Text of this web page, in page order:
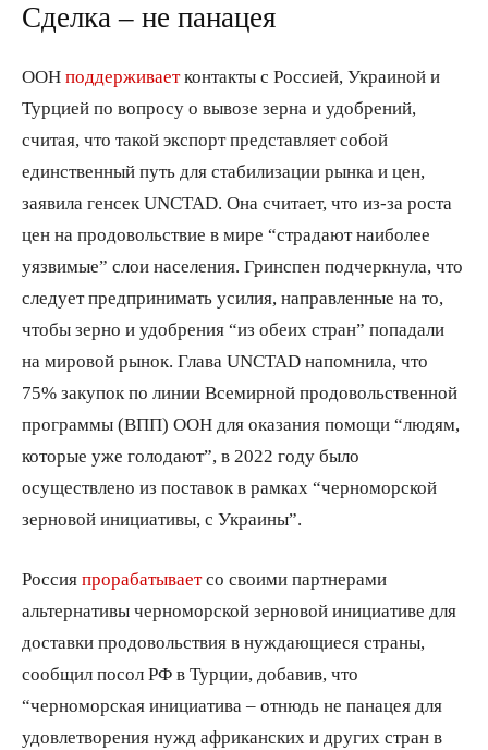
Сделка – не панацея
ООН поддерживаетконтакты с Россией, Украиной и
Турцией по вопросу о вывозе зерна и удобрений,
считая, что такой экспорт представляет собой
единственный путь для стабилизации рынка и цен,
заявила генсек UNCTAD. Она считает, что из-за роста
цен на продовольствие в мире “страдают наиболее
уязвимые” слои населения. Гринспен подчеркнула, что
следует предпринимать усилия, направленные на то,
чтобы зерно и удобрения “из обеих стран” попадали
на мировой рынок. Глава UNCTAD напомнила, что
75% закупок по линии Всемирной продовольственной
программы (ВПП) ООН для оказания помощи “людям,
которые уже голодают”, в 2022 году было
осуществлено из поставок в рамках “черноморской
зерновой инициативы, с Украины”.
Россия прорабатываетсо своими партнерами
альтернативы черноморской зерновой инициативе для
доставки продовольствия в нуждающиеся страны,
сообщил посол РФ в Турции, добавив, что
“черноморская инициатива – отнюдь не панацея для
удовлетворения нужд африканских и других стран в